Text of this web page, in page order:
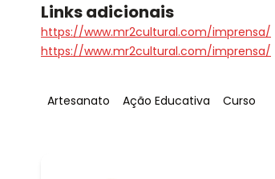
Links adicionais
https://www.mr2cultural.com/imprensa/
https://www.mr2cultural.com/imprensa/
Tag:
Artesanato Tag:
Ação Educativa Tag:
Curso